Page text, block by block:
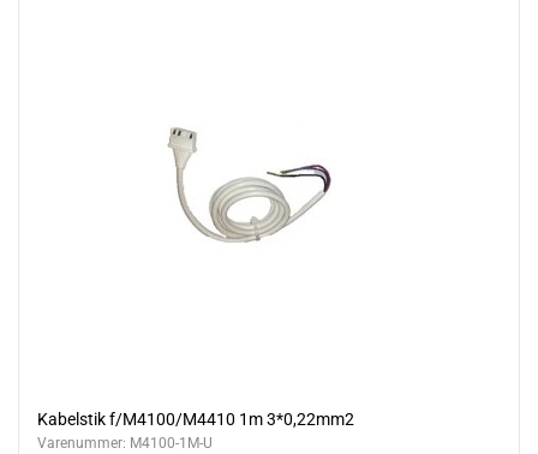
Kabelstik f/M4100/M4410 1m 3*0,22mm2
Varenummer: M4100-1M-U